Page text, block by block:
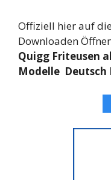
Offiziell hier auf
Downloaden
Quigg Friteusen
Modelle Deutsch